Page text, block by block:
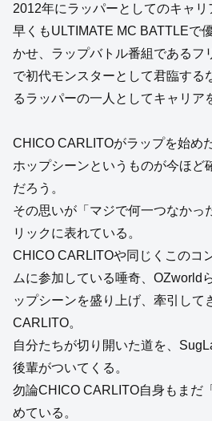
2012年にラッパーとしてのキャ
早くもULTIMATE MC BATTLEで
かせ、ラップバトル番組であるフ
で初代モンスターとして君臨する
るラッパーの一人としてキャリア
CHICO CARLITOがラップを始め
ホップシーンというものが今ほど
だろう。
その思いが「マジで何一つなかっ
リックに表れている。
CHICO CARLITOや同じくこのコ
ムに参加している唾奇、OZworld
ップシーンを盛り上げ、牽引して
CARLITO。
自分たちが切り開いた道を、
後輩がついてくる。
勿論CHICO CARLITO自身もまだ
めている。